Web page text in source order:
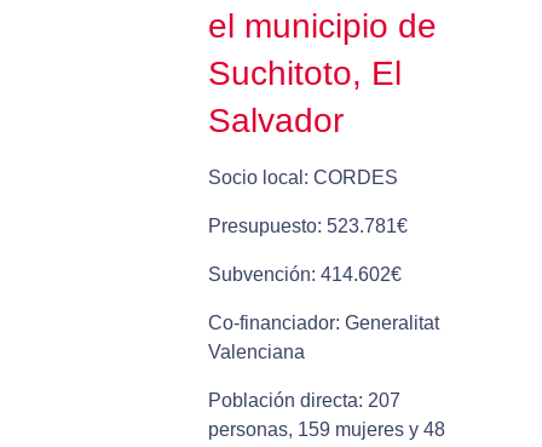
el municipio de
Suchitoto, El
Salvador
Socio local: CORDES
Presupuesto: 523.781€
Subvención: 414.602€
Co-financiador: Generalitat
Valenciana
Población directa: 207
personas, 159 mujeres y 48